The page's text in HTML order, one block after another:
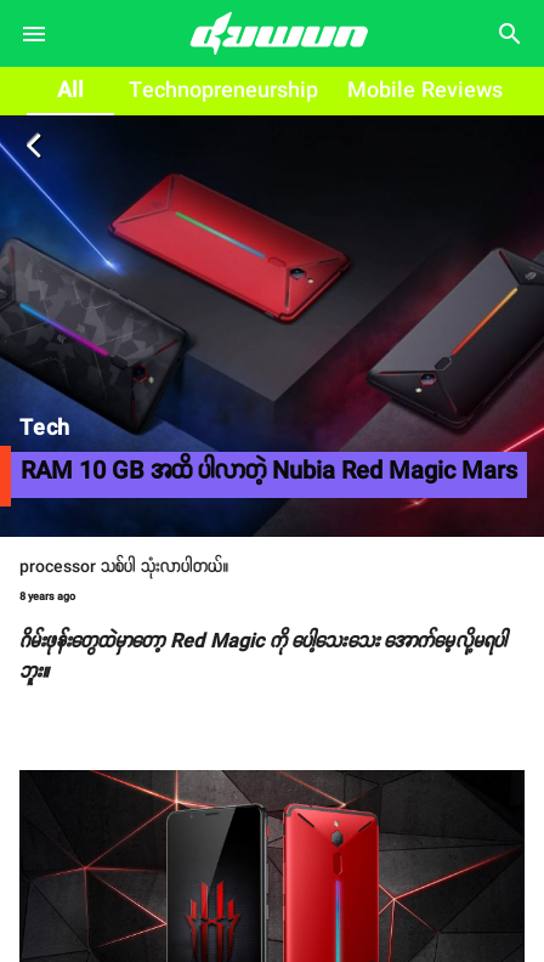
search
All Technopreneurship Mobile Reviews
arrow_back_ios
Tech
RAM 10 GB အထိ ပါလာတဲ့ Nubia Red Magic Mars
processor သစ်ပါ သုံးလာပါတယ်။
8 years ago
ဂိမ်းဖုန်းတွေထဲမှာတော့ Red Magic ကို ပေါ့သေးသေး အောက်မေ့လို့မရပါ
ဘူး။